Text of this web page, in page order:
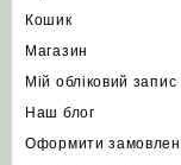
Кошик
Магазин
Мій обліковий запис
Наш блог
Оформити